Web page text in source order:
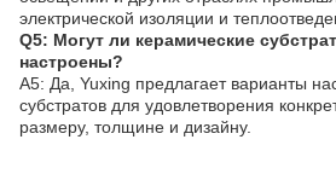
электрической изоляции и
Q5: Могут ли керамические
настроены?
A5: Да, Yuxing предлагает варианты
субстратов для удовлетворения
размеру, толщине и дизайну.